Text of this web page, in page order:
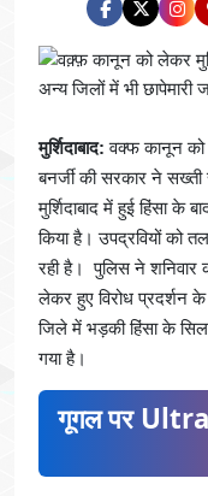
मुर्शिदाबाद: वक्फ कानून को
बनर्जी की सरकार ने
मुर्शिदाबाद में हुई हिंसा के
किया है। उपद्रवियों को
रही है। पुलिस ने शनिवार
लेकर हुए विरोध प्रदर्शन के
जिले में भड़की हिंसा के
गया है।
गूगल पर